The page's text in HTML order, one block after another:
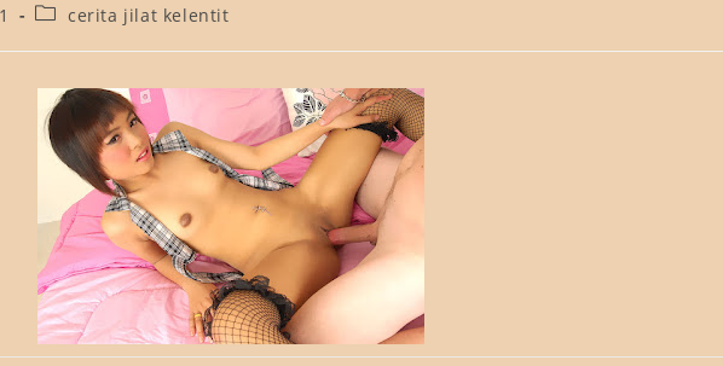
Postcerita jilat kelentit